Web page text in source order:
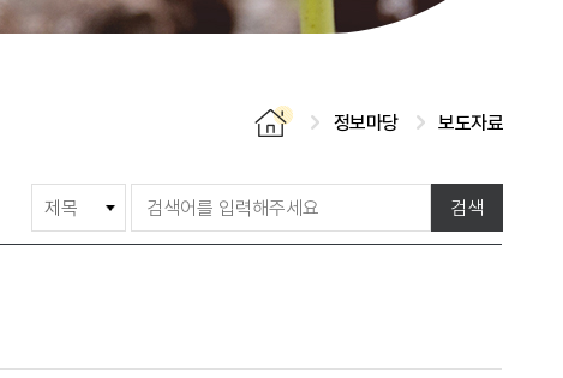
정보마당 보도자료
게
시
검색